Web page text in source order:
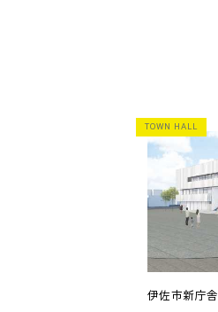
TOWN HALL
伊佐市新庁舎